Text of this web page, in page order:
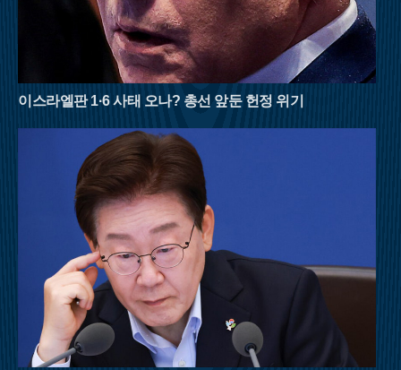
로 막아준다.강원도 횡성의 청태산은 조선 태조 이성계가 그 푸
른 이끼와 울창한 숲에 반해 이름을 붙였다는 설화가 전해지는
곳이다. 국내 1세대 국립자연휴양림으로 지정될 만큼 숲의 보존
상태가 뛰어나며, 해발 1,200m에 달하는 고지대는 대도시보다 평
균 기온이 5~6도 이상 낮아 피서 산행에 최적화되어 있다. 태백산
맥을 넘어오는 시원한 영동의 바람은 한여름의 열기를 식혀주고,
단위 등산객들도 부담 없이 숲의 정취를 만끽할 수 있다.여름 산
행은 철저한 준비와 안전 수칙 준수가 필수적이다. 아무리 시원
한 계곡이라도 갑작스러운 폭우에 고립될 위험이 있으므로 기상
상황을 수시로 확인해야 하며, 충분한 수분 섭취와 적절한 휴식
을 병행해야 한다. 자연이 빚어낸 천연 냉장고 속에서 땀을 식히
며 걷는 시간은 폭염에 지친 현대인들에게 새로운 활력을 불어넣
어 줄 것이다. 8월의 명산들이 선사하는 짙푸른 초록의 위로를 받
으며 남은 여름을 건강하게 이겨내길 바란다.
이스라엘판 1·6 사태 오나? 총선 앞둔 헌정 위기